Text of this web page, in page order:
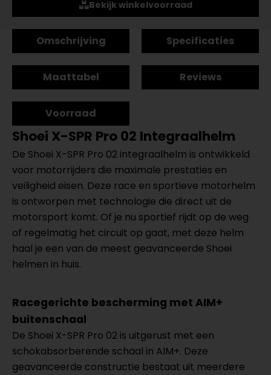
Bekijk winkelvoorraad
Omschrijving Specificaties
Maattabel Reviews
Voorraad
Shoei X-SPR Pro 02 Integraalhelm
De Shoei X-SPR Pro 02 integraalhelm is ontwikkeld
voor motorrijders die maximale prestaties en
veiligheid eisen. Deze race en sportieve motorhelm
is ontworpen met technologie die direct uit de
motorsport komt. Of je nu sportief rijdt op de weg
of regelmatig het circuit op gaat, met deze helm
haal je een van de meest geavanceerde Shoei
helmen in huis.
Racegerichte bescherming met AIM+
buitenschaal
De Shoei X-SPR Pro 02 is uitgerust met een
schokabsorberende schaal in AIM+. Deze
geavanceerde constructie bestaat uit meerdere